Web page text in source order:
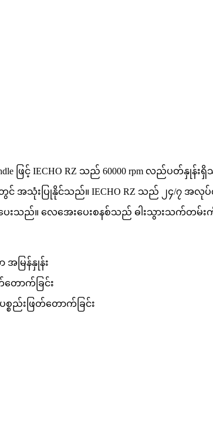
ဖြင့် IECHO RZ သည် 60000 rpm လည်ပတ်နှုန်
ာတွင် အသုံးပြုနိုင်သည်။ IECHO RZ သည် ၂၄/
ေးသည်။ လေအေးပေးစနစ်သည် ဓါးသွားသက်တမ်း
အမြန်နှုန်း
တောက်ခြင်း
စ္စည်းဖြတ်တောက်ခြင်း